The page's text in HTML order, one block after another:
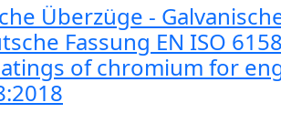
Überzüge -
Fassung EN ISO
of chromium for